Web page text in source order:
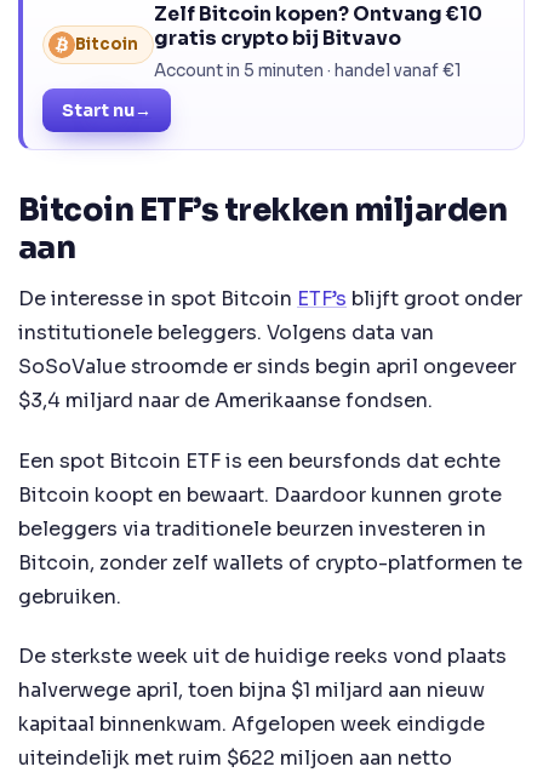
Bitcoin
Zelf Bitcoin kopen? Ontvang €10
gratis crypto bij Bitvavo
Account in 5 minuten · handel vanaf €1
Start nu→
Bitcoin ETF’s trekken miljarden
aan
De interesse in spot Bitcoin ETF’s blijft groot onder
institutionele beleggers. Volgens data van
SoSoValue stroomde er sinds begin april ongeveer
$3,4 miljard naar de Amerikaanse fondsen.
Een spot Bitcoin ETF is een beursfonds dat echte
Bitcoin koopt en bewaart. Daardoor kunnen grote
beleggers via traditionele beurzen investeren in
Bitcoin, zonder zelf wallets of crypto-platformen te
gebruiken.
De sterkste week uit de huidige reeks vond plaats
halverwege april, toen bijna $1 miljard aan nieuw
kapitaal binnenkwam. Afgelopen week eindigde
uiteindelijk met ruim $622 miljoen aan netto